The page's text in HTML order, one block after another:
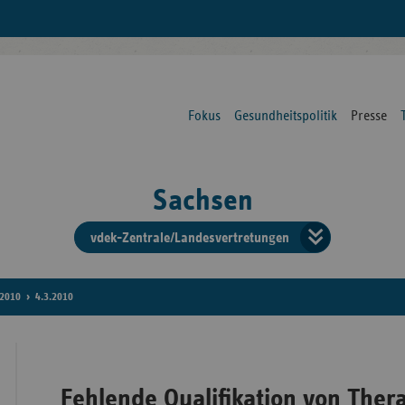
Fokus Gesundheitspolitik Presse
Sachsen
vdek-Zentrale/Landesvertretungen
der
2010 4.3.2010
Fehlende Qualifikation von